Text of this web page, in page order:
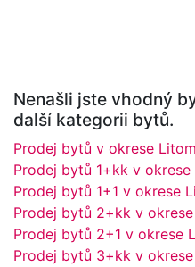
Nenašli jste vhodný
další kategorii bytů.
Prodej bytů v okrese
Prodej bytů 1+kk v
Prodej bytů 1+1 v okrese
Prodej bytů 2+kk v
Prodej bytů 2+1 v okrese
Prodej bytů 3+kk v